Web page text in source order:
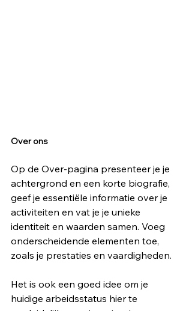
Over ons
Op de Over-pagina presenteer je je
achtergrond en een korte biografie,
geef je essentiële informatie over je
activiteiten en vat je je unieke
identiteit en waarden samen. Voeg
onderscheidende elementen toe,
zoals je prestaties en vaardigheden.
Het is ook een goed idee om je
huidige arbeidsstatus hier te